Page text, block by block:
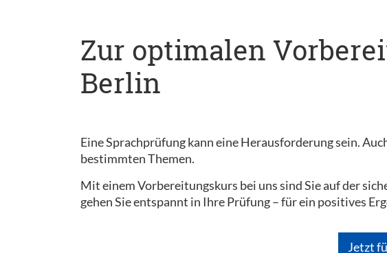
Zur optimalen
Berlin
Eine Sprachprüfung kann eine Herausforderung sein.
bestimmten Themen.
Mit einem Vorbereitungskurs bei uns sind Sie auf der
gehen Sie entspannt in Ihre Prüfung – für ein positives
Jetzt